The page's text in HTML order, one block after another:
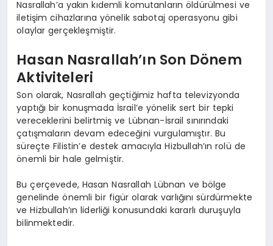
Nasrallah’a yakın kıdemli komutanların öldürülmesi ve
iletişim cihazlarına yönelik sabotaj operasyonu gibi
olaylar gerçekleşmiştir.
Hasan Nasrallah’ın Son Dönem
Aktiviteleri
Son olarak, Nasrallah geçtiğimiz hafta televizyonda
yaptığı bir konuşmada İsrail’e yönelik sert bir tepki
vereceklerini belirtmiş ve Lübnan-İsrail sınırındaki
çatışmaların devam edeceğini vurgulamıştır. Bu
süreçte Filistin’e destek amacıyla Hizbullah’ın rolü de
önemli bir hale gelmiştir.
Bu çerçevede, Hasan Nasrallah Lübnan ve bölge
genelinde önemli bir figür olarak varlığını sürdürmekte
ve Hizbullah’ın liderliği konusundaki kararlı duruşuyla
bilinmektedir.